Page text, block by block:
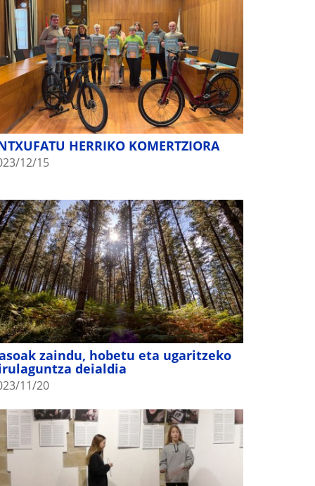
HERRIKO KOMERTZIORA
12/15
zaindu, hobetu eta ugaritzeko
deialdia
11/20